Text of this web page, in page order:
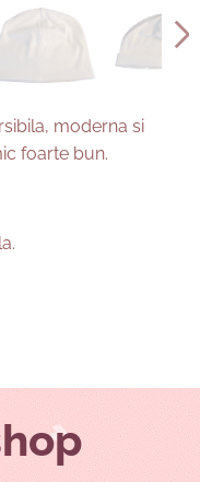
moderna si
foarte bun.